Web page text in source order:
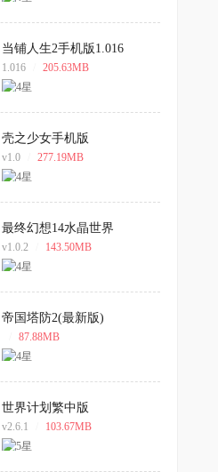
当铺人生2手机版1.016
1.016 205.63MB
壳之少女手机版
v1.0 277.19MB
最终幻想14水晶世界
v1.0.2 143.50MB
帝国塔防2(最新版)
87.88MB
世界计划繁中版
v2.6.1 103.67MB